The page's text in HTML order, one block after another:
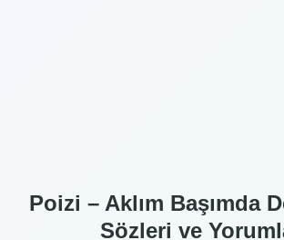
Poizi – Aklım Başımda
Sözleri ve